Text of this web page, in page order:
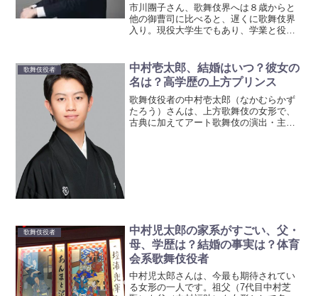
市川團子さん、歌舞伎界へは８歳からと
他の御曹司に比べると、遅くに歌舞伎界
入り。現役大学生でもあり、学業と役者
からは著しい成長を見せています。その
きっかけが、市川猿之助さ...
歌舞伎役者
中村壱太郎、結婚はいつ？彼女の
名は？高学歴の上方プリンス
歌舞伎役者の中村壱太郎（なかむらかず
たろう）さんは、上方歌舞伎の女形で、
古典に加えてアート歌舞伎の演出・主演
歌舞伎役者
中村児太郎の家系がすごい、父・
母、学歴は？結婚の事実は？体育
会系歌舞伎役者
中村児太郎さんは、今最も期待されてい
る女形の一人です。祖父（7代目中村芝